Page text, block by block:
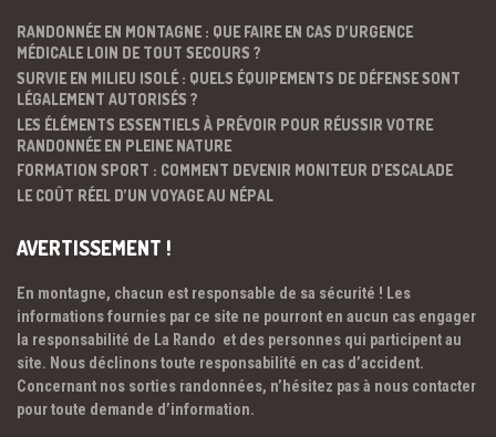
RANDONNÉE EN MONTAGNE : QUE FAIRE EN CAS D’URGENCE
MÉDICALE LOIN DE TOUT SECOURS ?
SURVIE EN MILIEU ISOLÉ : QUELS ÉQUIPEMENTS DE DÉFENSE SONT
LÉGALEMENT AUTORISÉS ?
LES ÉLÉMENTS ESSENTIELS À PRÉVOIR POUR RÉUSSIR VOTRE
RANDONNÉE EN PLEINE NATURE
FORMATION SPORT : COMMENT DEVENIR MONITEUR D’ESCALADE
LE COÛT RÉEL D’UN VOYAGE AU NÉPAL
AVERTISSEMENT !
En montagne, chacun est responsable de sa sécurité ! Les
informations fournies par ce site ne pourront en aucun cas engager
la responsabilité de La Rando et des personnes qui participent au
site. Nous déclinons toute responsabilité en cas d’accident.
Concernant nos sorties randonnées, n’hésitez pas à nous contacter
pour toute demande d’information.